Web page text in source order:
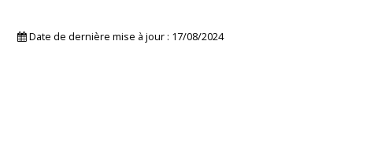
Date de dernière mise à jour : 17/08/2024